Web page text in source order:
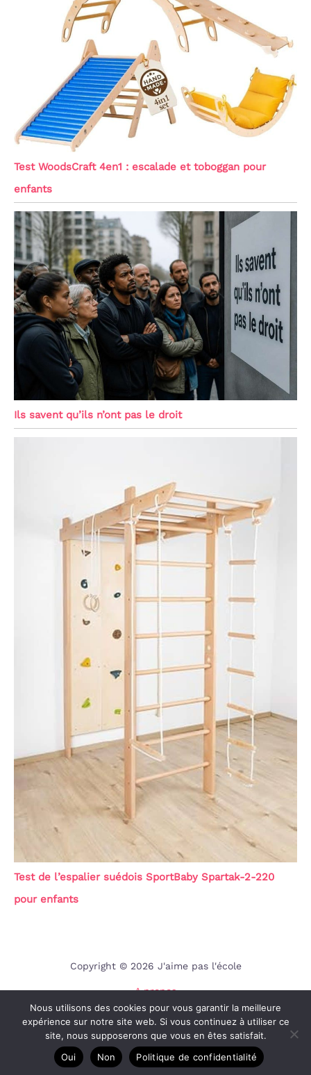
Test WoodsCraft 4en1 : escalade et toboggan pour
enfants
Ils savent qu’ils n’ont pas le droit
Test de l’espalier suédois SportBaby Spartak-2-220
pour enfants
Copyright © 2026 J'aime pas l'école
A propos
Contact
Mentions légales
Politique de confidentialité
Nous utilisons des cookies pour vous garantir la meilleure
expérience sur notre site web. Si vous continuez à utiliser ce
site, nous supposerons que vous en êtes satisfait.
Oui
Non Politique de confidentialité